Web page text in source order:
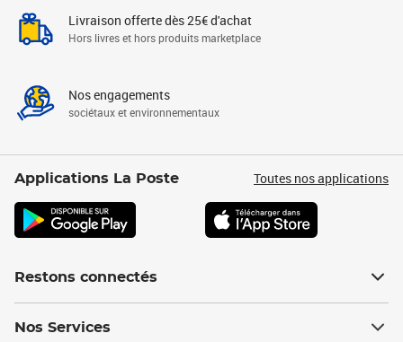
Livraison offerte dès 25€ d'achat
Hors livres et hors produits marketplace
Nos engagements
sociétaux et environnementaux
Applications La Poste Toutes nos applications
Restons connectés
Nos Services